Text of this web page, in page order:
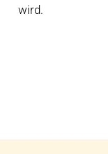
wird.